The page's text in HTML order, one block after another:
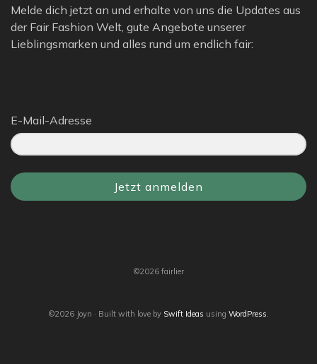
Melde dich jetzt an und erhalte von uns die Updates aus
der Fair Fashion Welt, gute Angebote unserer
Lieblingsmarken und alles rund um endlich fair:
E-Mail-Adresse
Jetzt anmelden
©2026 fairlier
©2026 Joyn · Built with love by Swift Ideas using WordPress.